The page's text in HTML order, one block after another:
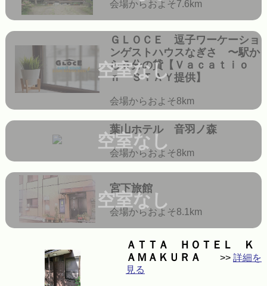
会場からおよそ7.6km
空室なし
ＧＬＯＣＥ 逗子ワーケーショ
ンゲストハウスなぎさ 〜駅か
ら５分の貸【Ｖａｃａｔｉｏ
ｎ ＳＴＡＹ提供】
会場からおよそ8km
空室なし
葉山ホテル 音羽ノ森
会場からおよそ8km
空室なし
宮下旅館
会場からおよそ8.1km
ＡＴＴＡ ＨＯＴＥＬ Ｋ
ＡＭＡＫＵＲＡ
>> 詳細を
見る